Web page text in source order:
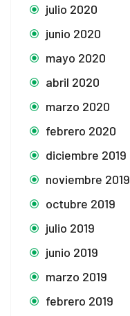
julio 2020
junio 2020
mayo 2020
abril 2020
marzo 2020
febrero 2020
diciembre 2019
noviembre 2019
octubre 2019
julio 2019
junio 2019
marzo 2019
febrero 2019